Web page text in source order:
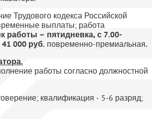
Трудового кодекса Российской
выплаты; работа
работы – пятидневка, с 7.00-
000 руб. повременно-премиальная.
работы согласно должностной
квалификация - 5-6 разряд;